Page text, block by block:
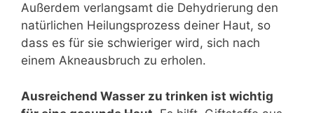
Außerdem verlangsamt die Dehydrierung den
natürlichen Heilungsprozess deiner Haut, so
dass es für sie schwieriger wird, sich nach
einem Akneausbruch zu erholen.
Ausreichend Wasser zu trinken ist wichtig